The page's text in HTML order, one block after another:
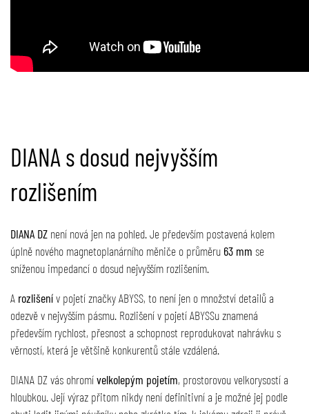
DIANA s dosud nejvyšším
rozlišením
DIANA DZnení nová jen na pohled. Je především postavená kolem
úplně nového magnetoplanárního měniče o průměru 63 mm se
sníženou impedancí o dosud nejvyšším rozlišením.
A rozlišenív pojetí značky ABYSS, to není jen o množství detailů a
odezvě v nejvyšším pásmu. Rozlišení v pojetí ABYSSu znamená
především rychlost, přesnost a schopnost reprodukovat nahrávku s
věrností, která je většině konkurentů stále vzdálená.
DIANA DZ vás ohromívelkolepým pojetím, prostorovou velkorysostí a
hloubkou. Její výraz přitom nikdy není definitivní a je možné jej podle